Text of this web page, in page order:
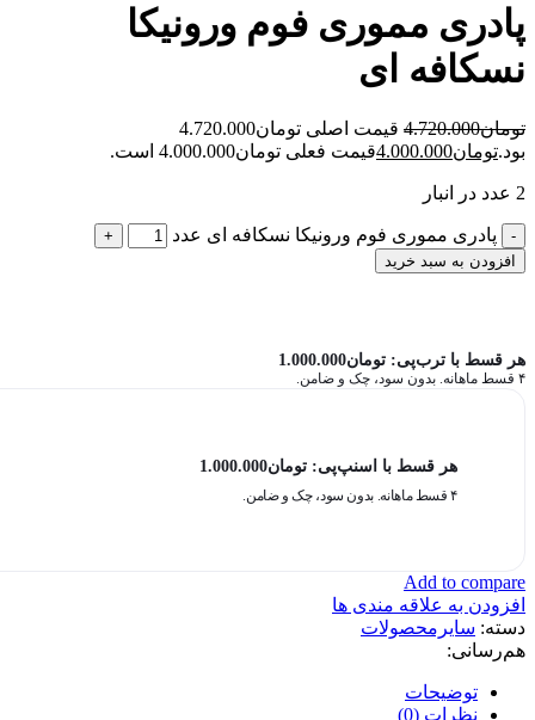
پادری مموری فوم ورونیکا
نسکافه ای
تومان4.720.000
قیمت اصلی تومان4.720.000
بود.تومان4.000.000قیمت فعلی تومان4.000.000 است.
2 عدد در انبار
پادری مموری فوم ورونیکا نسکافه ای عدد
افزودن به سبد خرید
هر قسط با ترب‌پی: تومان1.000.000
۴ قسط ماهانه. بدون سود، چک و ضامن.
هر قسط با اسنپ‌پی: تومان1.000.000
۴ قسط ماهانه. بدون سود، چک و ضامن.
Add to compare
افزودن به علاقه مندی ها
دسته: سایرمحصولات
هم‌رسانی:
توضیحات
نظرات (0)